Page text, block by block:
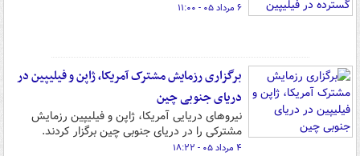
۶ مرداد ۰۵ - ۱۱:۰۰
برگزاری رزمایش مشترک آمریکا، ژاپن و فیلیپین در
دریای جنوبی چین
نیروهای دریایی آمریکا، ژاپن و فیلیپین رزمایش
مشترکی را در دریای جنوبی چین برگزار کردند.
۴ مرداد ۰۵ - ۱۸:۲۲